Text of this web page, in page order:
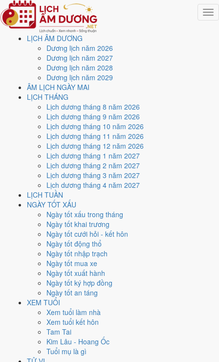
LỊCH ÂM DƯƠNG
Dương lịch năm 2026
Dương lịch năm 2027
Dương lịch năm 2028
Dương lịch năm 2029
ÂM LỊCH NGÀY MAI
LỊCH THÁNG
Lịch dương tháng 8 năm 2026
Lịch dương tháng 9 năm 2026
Lịch dương tháng 10 năm 2026
Lịch dương tháng 11 năm 2026
Lịch dương tháng 12 năm 2026
Lịch dương tháng 1 năm 2027
Lịch dương tháng 2 năm 2027
Lịch dương tháng 3 năm 2027
Lịch dương tháng 4 năm 2027
LỊCH TUẦN
NGÀY TỐT XẤU
Ngày tốt xấu trong tháng
Ngày tốt khai trương
Ngày tốt cưới hỏi - kết hôn
Ngày tốt động thổ
Ngày tốt nhập trạch
Ngày tốt mua xe
Ngày tốt xuất hành
Ngày tốt ký hợp đồng
Ngày tốt an táng
XEM TUỔI
Xem tuổi làm nhà
Xem tuổi kết hôn
Tam Tai
Kim Lâu - Hoang Ốc
Tuổi mụ là gì
Trang chủ
Lịch năm 2026
Tháng 8/2026
Ngày 20/8/2026 (Bính Dần)
Xem ngày20/8/2026
lịch - Ngày 8/7 âm lịch
(Bính Dần) tốt hay xấu?
Ngày 20/8/2026 dương lịch (Thứ Năm) là ngày 8/7/2026 âm lịch
Bính Dần - Chi sinh Can, Trực Phá, Sao Giác, nạp âm Lư
Trung Hỏa. Tổng hòa, đây làNgày Đại Hung
cho các việc quan trọng. Giờ Hoàng Đạo trong ngày:
Thìn, Tỵ, Mùi, Tuất.
Ngày Dương
Tháng 8 năm 2026
Tháng 7 âm năm 2026
Tiết Lập Thu
Mậu Tý
Bính Ngọ